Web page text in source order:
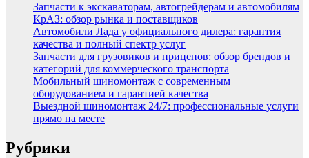
Запчасти к экскаваторам, автогрейдерам и автомобилям
КрАЗ: обзор рынка и поставщиков
Автомобили Лада у официального дилера: гарантия
качества и полный спектр услуг
Запчасти для грузовиков и прицепов: обзор брендов и
категорий для коммерческого транспорта
Мобильный шиномонтаж с современным
оборудованием и гарантией качества
Выездной шиномонтаж 24/7: профессиональные услуги
прямо на месте
Рубрики